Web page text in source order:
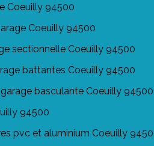
Coeuilly 94500
Coeuilly 94500
sectionnelle Coeuilly 94500
battantes Coeuilly 94500
basculante Coeuilly 94500
94500
pvc et aluminium Coeuilly